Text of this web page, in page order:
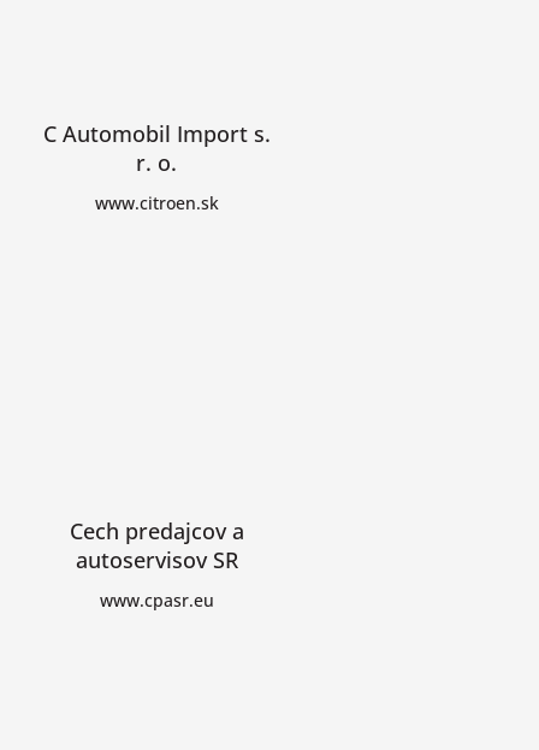
C Automobil Import s.
r. o.
www.citroen.sk
Cech predajcov a
autoservisov SR
www.cpasr.eu